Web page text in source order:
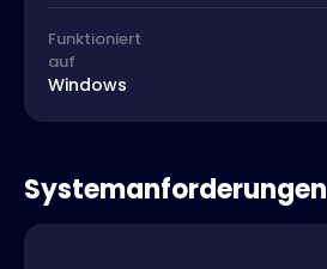
Funktioniert
auf
Windows
Systemanforderungen